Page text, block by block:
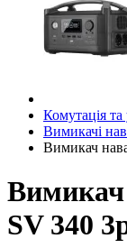
Комутація та
Вимикачі
Вимикач
SV 340